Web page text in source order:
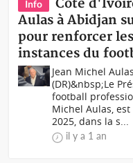
Info
Côte
Aulas à Abidjan
pour renforcer
instances du
Jean Michel
(DR)&nbsp;Le
football
Michel Aulas,
2025, dans la s...
il y a 1 an